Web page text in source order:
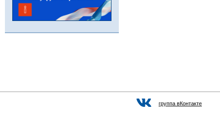
группа вКонтакте